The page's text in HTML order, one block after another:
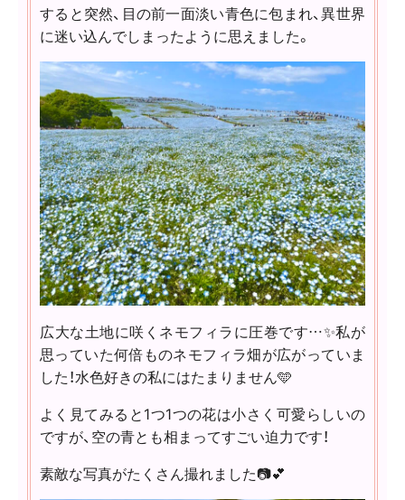
すると突然、目の前一面淡い青色に包まれ、異世界
に迷い込んでしまったように思えました。
広大な土地に咲くネモフィラに圧巻です…✨私が
思っていた何倍ものネモフィラ畑が広がっていま
した！水色好きの私にはたまりません🩵
よく見てみると1つ1つの花は小さく可愛らしいの
ですが、空の青とも相まってすごい迫力です！
素敵な写真がたくさん撮れました📷💕